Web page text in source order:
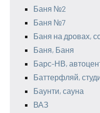
Баня №2
Баня №7
Баня на дровах,
Баня, Баня
Барс-НВ,
Баттерфляй,
Баунти, сауна
ВАЗ